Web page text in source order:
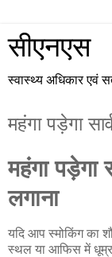
सीएनएस
स्वास्थ्य अधिकार एवं
महंगा पड़ेगा
महंगा पड़ेगा
लगाना
यदि आप स्मोकिंग का
स्थल या आफिस में